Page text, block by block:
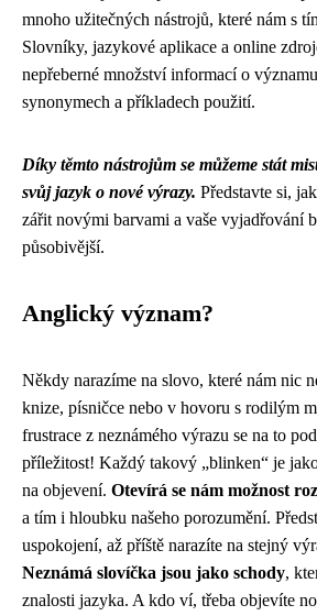
mnoho užitečných nástrojů, které nám s
Slovníky, jazykové aplikace a online
nepřeberné množství informací o
synonymech a příkladech použití.
Díky těmto nástrojům se můžeme stát
svůj jazyk o nové výrazy. Představte si,
zářit novými barvami a vaše vyjadřování
působivější.
Anglický význam?
Někdy narazíme na slovo, které nám nic
knize, písničce nebo v hovoru s rodilým
frustrace z neznámého výrazu se na to
příležitost! Každý takový „blinken“ je
na objevení. Otevírá se nám možnost
a tím i hloubku našeho porozumění.
uspokojení, až příště narazíte na stejný
Neznámá slovíčka jsou jako schody,
znalosti jazyka. A kdo ví, třeba objevíte